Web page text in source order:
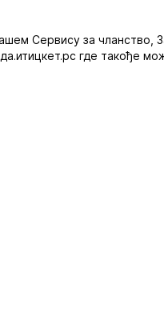
Сервису за чланство,
где такође